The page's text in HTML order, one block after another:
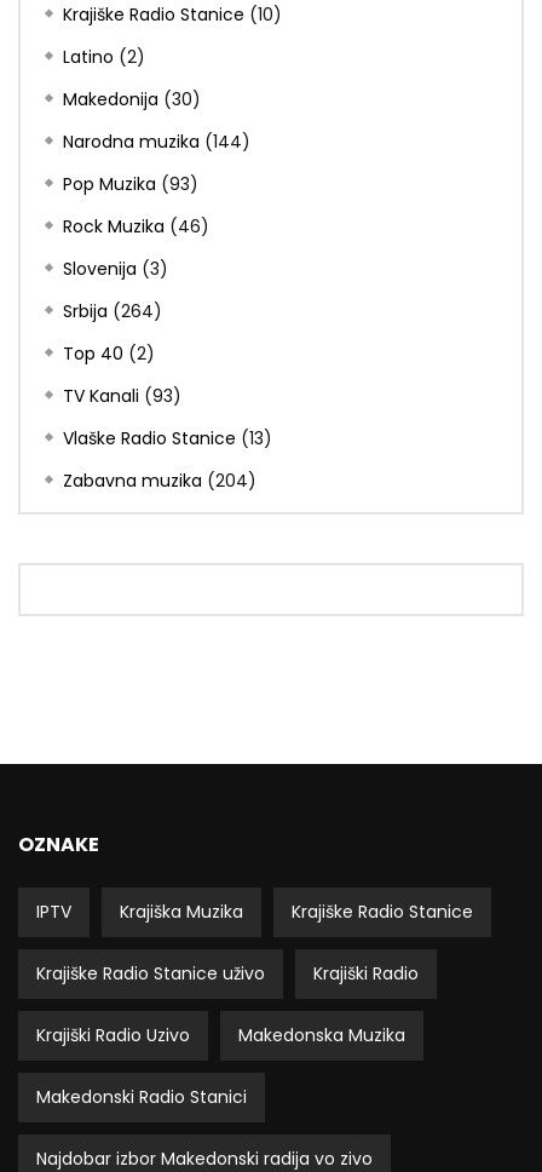
Krajiške Radio Stanice (10)
Latino (2)
Makedonija (30)
Narodna muzika (144)
Pop Muzika (93)
Rock Muzika (46)
Slovenija (3)
Srbija (264)
Top 40 (2)
TV Kanali (93)
Vlaške Radio Stanice (13)
Zabavna muzika (204)
OZNAKE
IPTV Krajiška Muzika Krajiške Radio Stanice
Krajiške Radio Stanice uživo Krajiški Radio
Krajiški Radio Uzivo Makedonska Muzika
Makedonski Radio Stanici
Najdobar izbor Makedonski radija vo zivo